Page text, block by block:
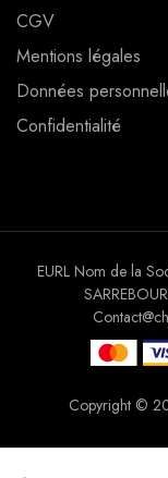
CGV
Mentions légales
Données
Confidentialité
Copyright ©
EURL Nom de la